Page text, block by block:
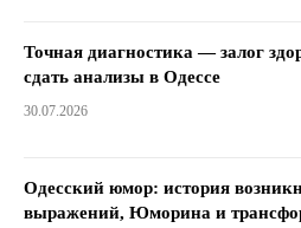
Точная диагностика — залог
сдать анализы в Одессе
30.07.2026
Одесский юмор: история
выражений, Юморина и